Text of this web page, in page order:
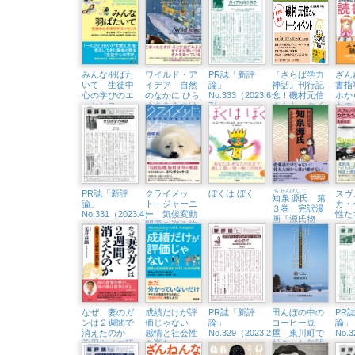
DO
みんな羽ばた
いて 生徒中
心の学びのエ
ッセンス
ワイルド・ア
イデア 自然
のなかに ひら
めきをみつけ
にいこう
PR誌「新評
論」
No.333（2023.6・
7）
『さらば学力
神話』刊行記
念！磯村元信
さんトークイ
ベント （7/1
㈯、八王子市
生涯学習セン
ター）
ざん
書
ホか
もの
守
PR誌「新評
論」
No.331（2023.4）
クライメッ
ト・ジャーニ
ー 気候変動
問題を巡る旅
ぼくは ぼく 知
ち
泉
せん
源
げん
氏
じ
第
３巻 完訳漫
画『源氏物
スヴ
カ・
性
ェー
業
代
と
なぜ、妻のガ
ンは２週間で
消えたのか
薬用キノコ研
究一筋27年
成績だけが評
価じゃない
感情と社会性
を育む
（SEL）ため
PR誌「新評
論」
No.329（2023.2）
田んぼの中の
コーヒー豆
屋 東川町で
起きた八年間
の奇跡
PR
論」